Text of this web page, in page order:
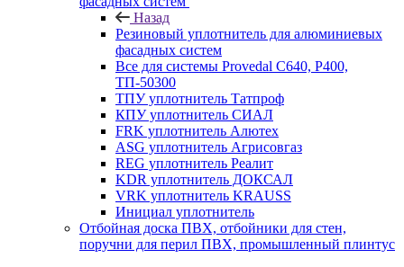
Назад
Резиновый уплотнитель для алюминиевых
фасадных систем
Все для системы Provedal С640, Р400,
ТП-50300
ТПУ уплотнитель Татпроф
КПУ уплотнитель СИАЛ
FRK уплотнитель Алютех
ASG уплотнитель Агрисовгаз
REG уплотнитель Реалит
KDR уплотнитель ДОКСАЛ
VRK уплотнитель KRAUSS
Инициал уплотнитель
Отбойная доска ПВХ, отбойники для стен,
поручни для перил ПВХ, промышленный плинтус